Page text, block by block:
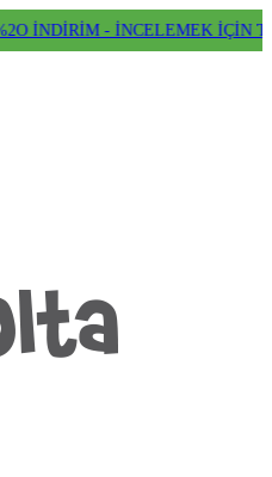
- İNCELEMEK İÇİN